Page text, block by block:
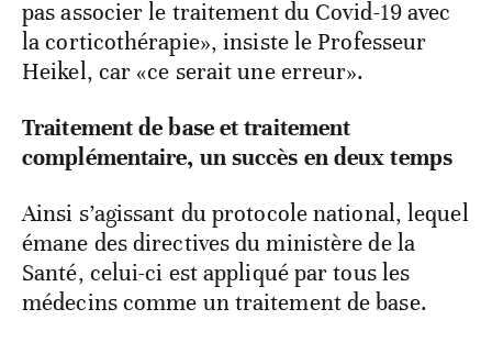
pas associer le traitement du Covid-19 avec
la corticothérapie», insiste le Professeur
Heikel, car «ce serait une erreur».
Traitement de base et traitement
complémentaire, un succès en deux temps
Ainsi s’agissant du protocole national, lequel
émane des directives du ministère de la
Santé, celui-ci est appliqué par tous les
médecins comme un traitement de base.